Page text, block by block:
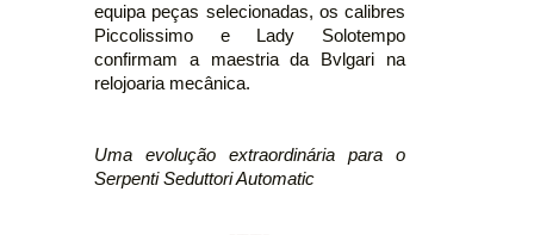
equipa peças selecionadas, os calibres
Piccolissimo e Lady Solotempo
confirmam a maestria da Bvlgari na
relojoaria mecânica.
Uma evolução extraordinária para o
Serpenti Seduttori Automatic